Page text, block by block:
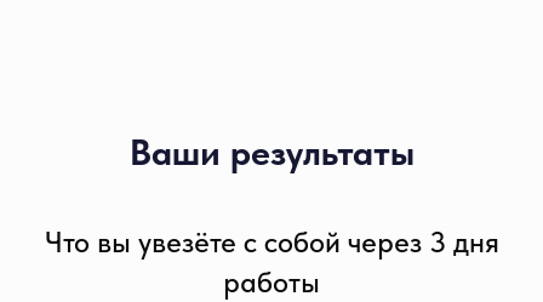
Ваши результаты
Что вы увезёте с собой через 3 дня
работы